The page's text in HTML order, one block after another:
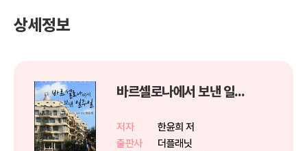
상세정보
바르셀로나에서 보낸 일주일
저자
한윤희 저
출판사
더플래닛